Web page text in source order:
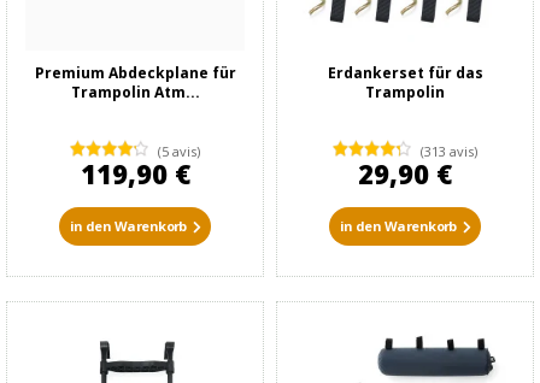
Premium Abdeckplane für
Trampolin Atm...
(5 avis)
119,90 €
in den Warenkorb
Erdankerset für das
Trampolin
(313 avis)
29,90 €
in den Warenkorb